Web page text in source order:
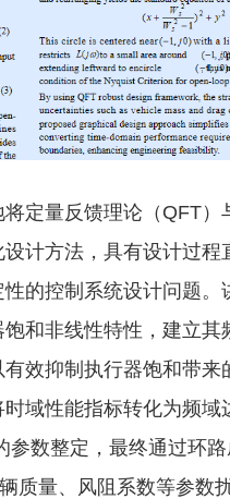
定量反馈理论（QFT）
计方法，具有设计过程
的控制系统设计问题。
和非线性特性，建立其
效抑制执行器饱和带来
域性能指标转化为频域
参数整定，最终通过环
质量、风阻系数等参数